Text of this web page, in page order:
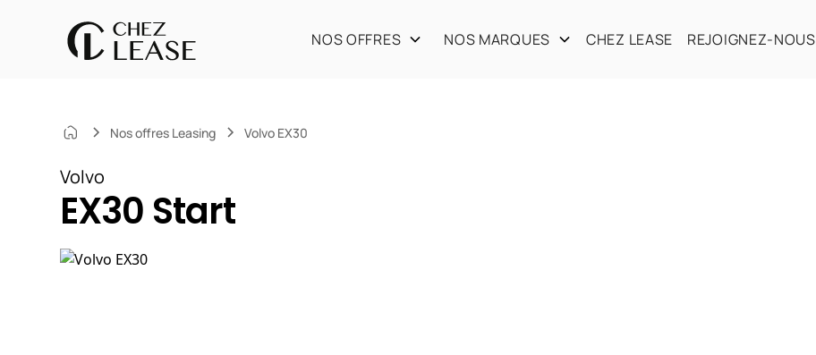
NOS OFFRES NOS MARQUES CHEZ LEASE REJOIGNEZ-NOUS
Nos offres Leasing Volvo EX30
Volvo
EX30 Start